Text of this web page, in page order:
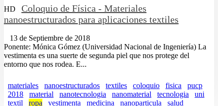
HD
Coloquio de Física - Materiales
nanoestructurados para aplicaciones textiles
13 de Septiembre de 2018
Ponente: Mónica Gómez (Universidad Nacional de Ingeniería) La
vestimenta es una suerte de segunda piel que nos protege del
entorno que nos rodea. E...
materiales nanoestructurados textiles coloquio fisica
pucp
2018
material nanotecnologia nanomaterial tecnologia
uni
textil
ropa vestimenta medicina nanoparticula salud